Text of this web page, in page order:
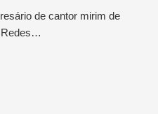
de cantor mirim de
Redes…